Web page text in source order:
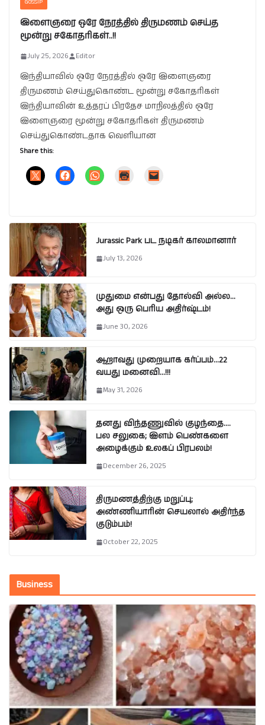
GOSSIP
இளைஞரை ஒரே நேரத்தில் திருமணம் செய்த
மூன்று சகோதரிகள்..!!
July 25, 2026 Editor
இந்தியாவில் ஒரே நேரத்தில் ஒரே இளைஞரை
திருமணம் செய்துகொண்ட மூன்று சகோதரிகள்
இந்தியாவின் உத்தரப் பிரதேச மாநிலத்தில் ஒரே
இளைஞரை மூன்று சகோதரிகள் திருமணம்
செய்துகொண்டதாக வெளியான
Share this:
Jurassic Park பட நடிகர் காலமானார்
July 13, 2026
முதுமை என்பது தோல்வி அல்ல…
அது ஒரு பெரிய அதிர்ஷ்டம்!
June 30, 2026
ஆறாவது முறையாக கர்ப்பம்…22
வயது மனைவி…!!!
May 31, 2026
தனது விந்தணுவில் குழந்தை….
பல சலுகை; இளம் பெண்களை
அழைக்கும் உலகப் பிரபலம்!
December 26, 2025
திருமணத்திற்கு மறுப்பு;
அண்ணியாரின் செயலால் அதிர்ந்த
குடும்பம்!
October 22, 2025
Business